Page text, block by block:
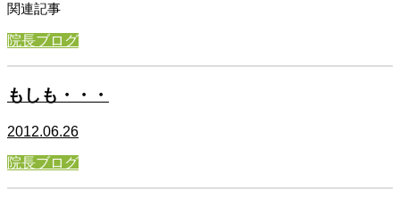
関連記事
院長ブログ
もしも・・・
2012.06.26
院長ブログ